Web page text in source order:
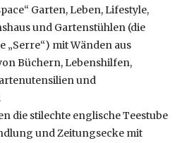
Garten, Leben, Lifestyle,
und Gartenstühlen (die
„Serre“) mit Wänden aus
Büchern, Lebenshilfen,
und
die stilechte englische Teestube
und Zeitungsecke mit